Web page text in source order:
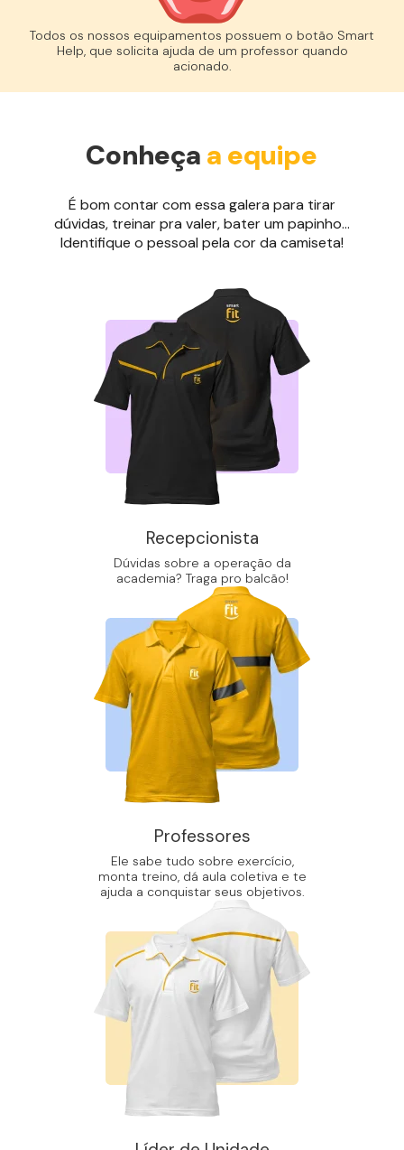
Todos os nossos equipamentos possuem o botão Smart
Help, que solicita ajuda de um professor quando
acionado.
Conheça a equipe
É bom contar com essa galera para tirar
dúvidas, treinar pra valer, bater um papinho...
Identifique o pessoal pela cor da camiseta!
Recepcionista
Dúvidas sobre a operação da
academia? Traga pro balcão!
Professores
Ele sabe tudo sobre exercício,
monta treino, dá aula coletiva e te
ajuda a conquistar seus objetivos.